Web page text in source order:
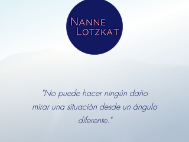
"No puede hacer ningún daño
mirar una situación desde un ángulo
diferente."